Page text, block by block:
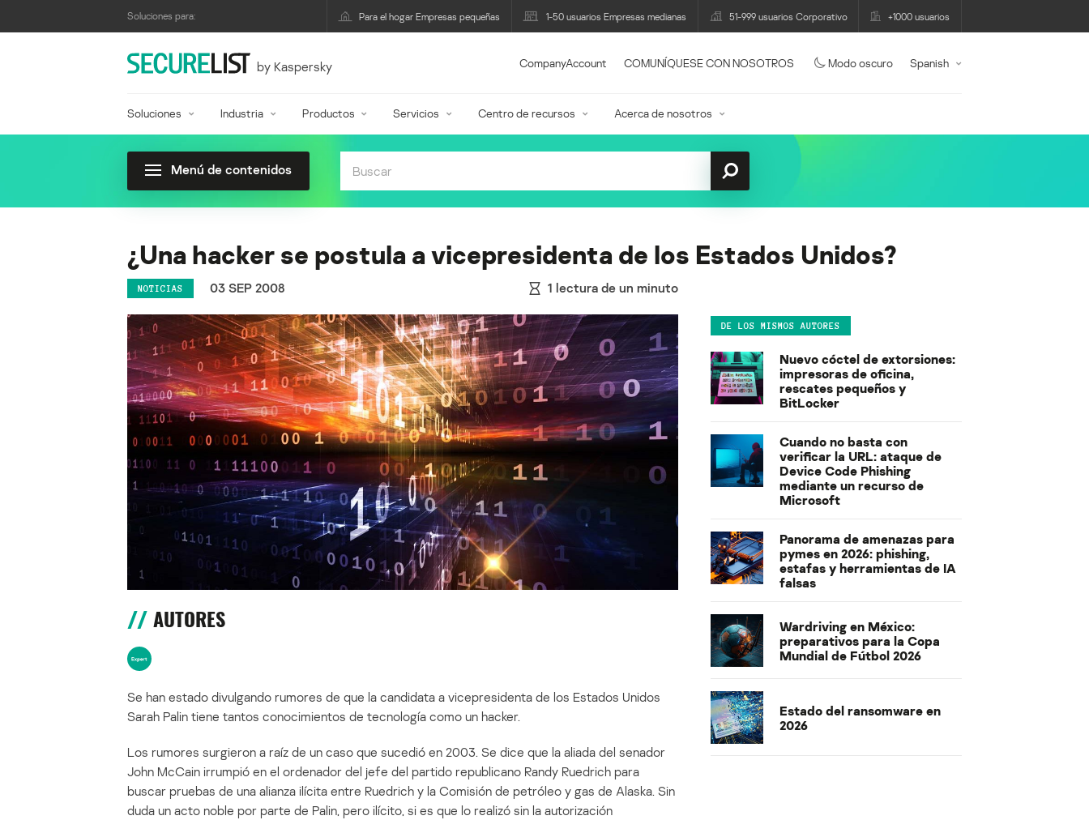
Soluciones para: Para el hogar Empresas pequeñas 1-50 usuarios Empresas medianas 51-999 usuarios Corporativo +1000 usuarios
by Kaspersky CompanyAccount COMUNÍQUESE CON NOSOTROS Modo oscuro Spanish
Soluciones Industria Productos Servicios Centro de recursos Acerca de nosotros
Menú de contenidos
¿Una hacker se postula a vicepresidenta de los Estados Unidos?
NOTICIAS 03 SEP 2008 1 lectura de un minuto
AUTORES
Se han estado divulgando rumores de que la candidata a vicepresidenta de los Estados Unidos
Sarah Palin tiene tantos conocimientos de tecnología como un hacker.
Los rumores surgieron a raíz de un caso que sucedió en 2003. Se dice que la aliada del senador
John McCain irrumpió en el ordenador del jefe del partido republicano Randy Ruedrich para
buscar pruebas de una alianza ilícita entre Ruedrich y la Comisión de petróleo y gas de Alaska. Sin
duda un acto noble por parte de Palin, pero ilícito, si es que lo realizó sin la autorización
DE LOS MISMOS AUTORES
Nuevo cóctel de extorsiones:
impresoras de oficina,
rescates pequeños y
BitLocker
Cuando no basta con
verificar la URL: ataque de
Device Code Phishing
mediante un recurso de
Microsoft
Panorama de amenazas para
pymes en 2026: phishing,
estafas y herramientas de IA
falsas
Wardriving en México:
preparativos para la Copa
Mundial de Fútbol 2026
Estado del ransomware en
2026